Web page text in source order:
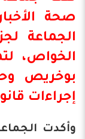
صحة
الجماعة
الخواص،
بوخريص
إجراءات
وأكدت